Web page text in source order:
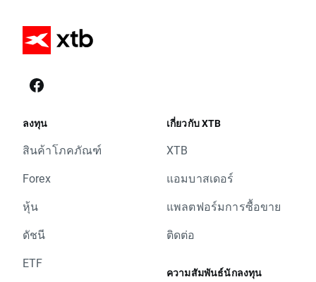
ลงทุน
สินค้าโภคภัณฑ์
Forex
หุ้น
ดัชนี
ETF
เกี่ยวกับ XTB
XTB
แอมบาสเดอร์
แพลตฟอร์มการซื้อขาย
ติดต่อ
ความสัมพันธ์นักลงทุน